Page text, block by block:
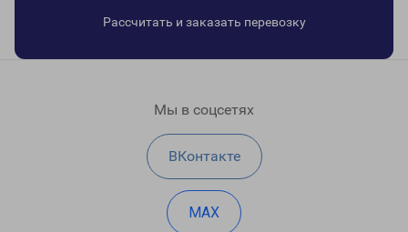
Рассчитать и заказать перевозку
Мы в соцсетях
ВКонтакте
MAX